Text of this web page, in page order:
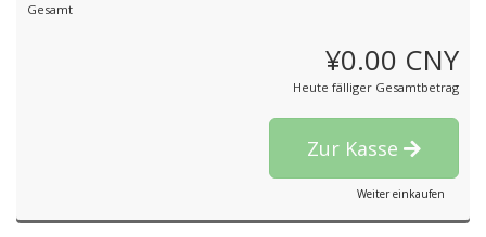
Gesamt
¥0.00 CNY
Heute fälliger Gesamtbetrag
Zur Kasse
Weiter einkaufen